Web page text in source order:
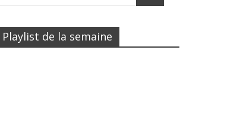
Playlist de la semaine